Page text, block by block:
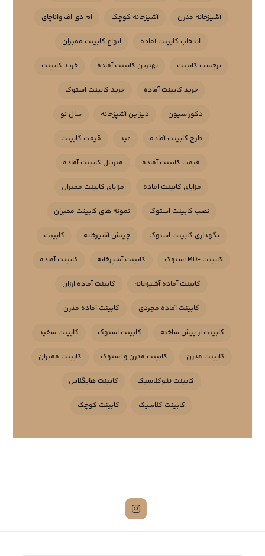
آشپزخانه مدرن آشپزخانه کوچک ام دی اف واناچای
انتخاب کابینت آماده انواع کابینت ممبران
برچسب کابینت بهترین کابینت آماده خرید کابینت
خرید کابینت آماده خرید کابینت استوک
دکوراسیون دیزاین آشپزخانه سال نو
طرح کابینت آماده عید قیمت کابینت
قیمت کابینت آماده متریال کابینت آماده
مزایای کابینت اماده مزایای کابینت ممبران
نصب کابینت استوک نمونه های کابینت ممبران
نگهداری کابینت استوک چینش آشپزخانه کابینت
کابینت MDF استوک کابینت آشپزخانه کابینت آماده
کابینت آماده آشپزخانه کابینت آماده ارزان
کابینت آماده مجردی کابینت آماده مدرن
کابینت از پیش ساخته کابینت استوک کابینت سفید
کابینت مدرن کابینت مدرن و استوک کابینت ممبران
کابینت نئوکلاسیک کابینت هایگلاس
کابینت کلاسیک کابینت کوچک